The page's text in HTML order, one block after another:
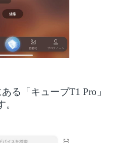
ある「キューブT1 Pro」